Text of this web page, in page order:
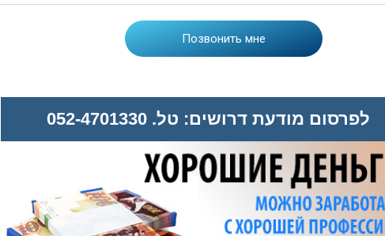
לפרסום מודעת דרושים: טל. 052-4701330